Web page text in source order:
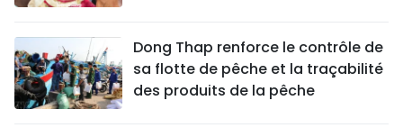
Dong Thap renforce le contrôle de
sa flotte de pêche et la traçabilité
des produits de la pêche